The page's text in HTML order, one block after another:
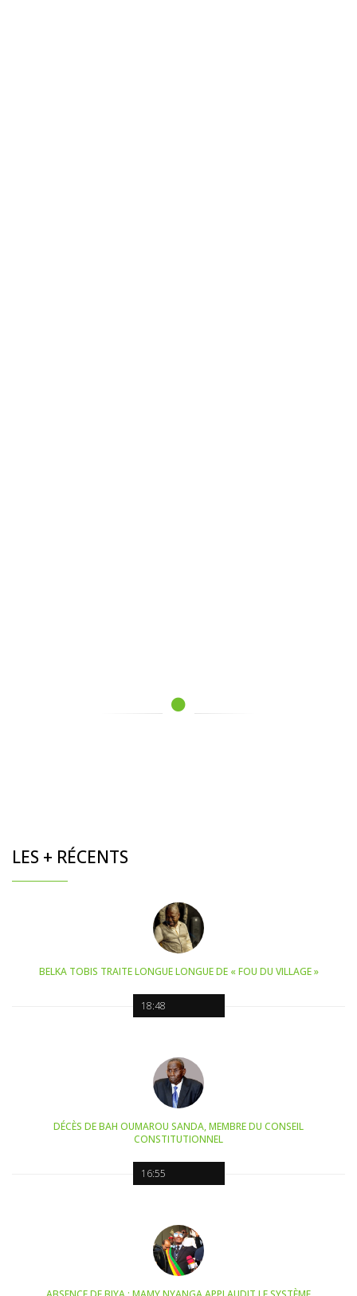
LES + RÉCENTS
18:48
BELKA TOBIS TRAITE LONGUE LONGUE DE « FOU DU VILLAGE »
16:55
DÉCÈS DE BAH OUMAROU SANDA, MEMBRE DU CONSEIL
CONSTITUTIONNEL